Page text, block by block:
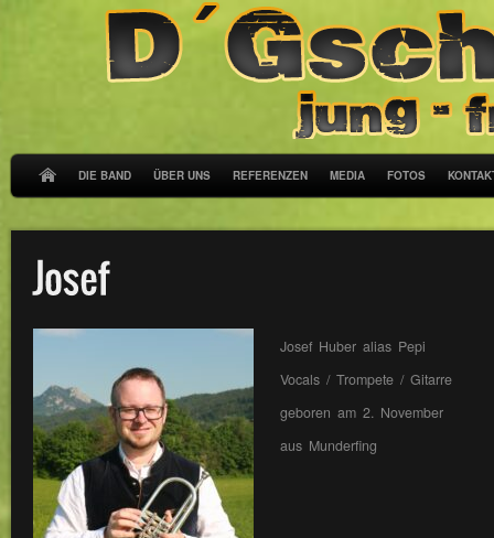
DIE BAND ÜBER UNS REFERENZEN MEDIA FOTOS
Josef Huber alias Pepi
Vocals / Trompete / Gitarre
geboren am 2. November
aus Munderfing